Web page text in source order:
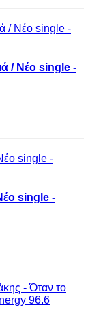
/ Νέο single -
single -